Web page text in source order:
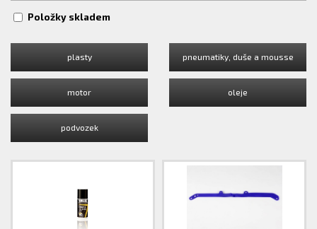
Položky skladem
plasty pneumatiky, duše a mousse
motor oleje
podvozek